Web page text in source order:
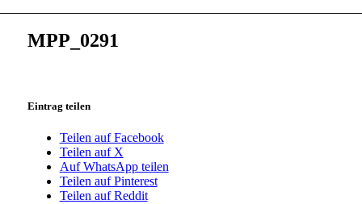
MPP_0291
Eintrag teilen
Teilen auf Facebook
Teilen auf X
Auf WhatsApp teilen
Teilen auf Pinterest
Teilen auf Reddit